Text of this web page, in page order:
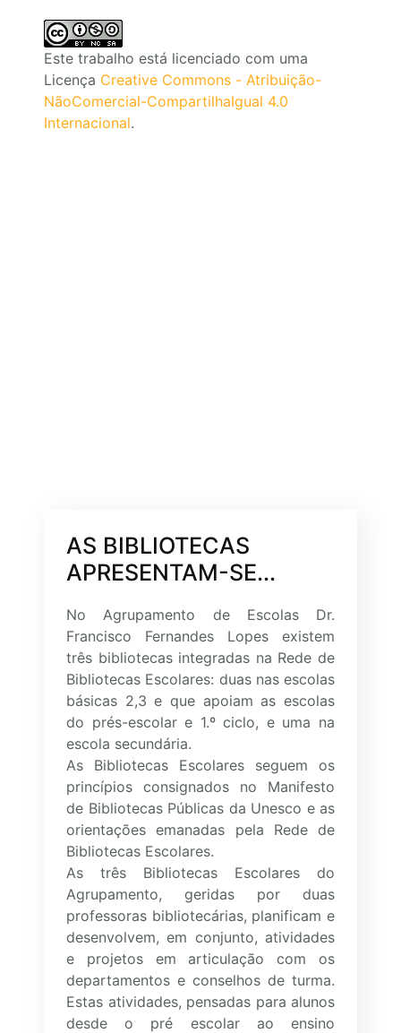
Este trabalho está licenciado com uma
Licença Creative Commons - Atribuição-
NãoComercial-CompartilhaIgual 4.0
Internacional.
AS BIBLIOTECAS
APRESENTAM-SE...
No Agrupamento de Escolas Dr.
Francisco Fernandes Lopes existem
três bibliotecas integradas na Rede de
Bibliotecas Escolares: duas nas escolas
básicas 2,3 e que apoiam as escolas
do prés-escolar e 1.º ciclo, e uma na
escola secundária.
As Bibliotecas Escolares seguem os
princípios consignados no Manifesto
de Bibliotecas Públicas da Unesco e as
orientações emanadas pela Rede de
Bibliotecas Escolares.
As três Bibliotecas Escolares do
Agrupamento, geridas por duas
professoras bibliotecárias, planificam e
desenvolvem, em conjunto, atividades
e projetos em articulação com os
departamentos e conselhos de turma.
Estas atividades, pensadas para alunos
desde o pré escolar ao ensino